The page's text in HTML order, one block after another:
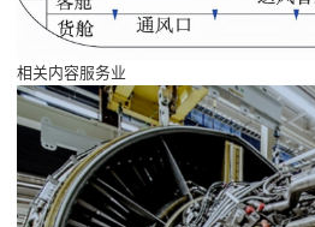
相关内容服务业